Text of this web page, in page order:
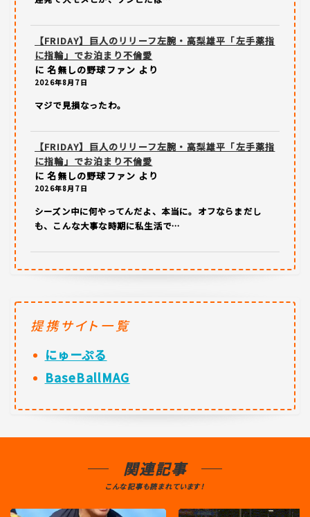
【FRIDAY】巨人のリリーフ左腕・高梨雄平「左手薬指
に指輪」でお泊まり不倫愛
に名無しの野球ファン より
2026年8月7日
マジで見損なったわ。
【FRIDAY】巨人のリリーフ左腕・高梨雄平「左手薬指
に指輪」でお泊まり不倫愛
に名無しの野球ファン より
2026年8月7日
シーズン中に何やってんだよ、本当に。オフならまだし
も、こんな大事な時期に私生活で…
提携サイト一覧
にゅーぷる
BaseBallMAG
関連記事
こんな記事も読まれています！